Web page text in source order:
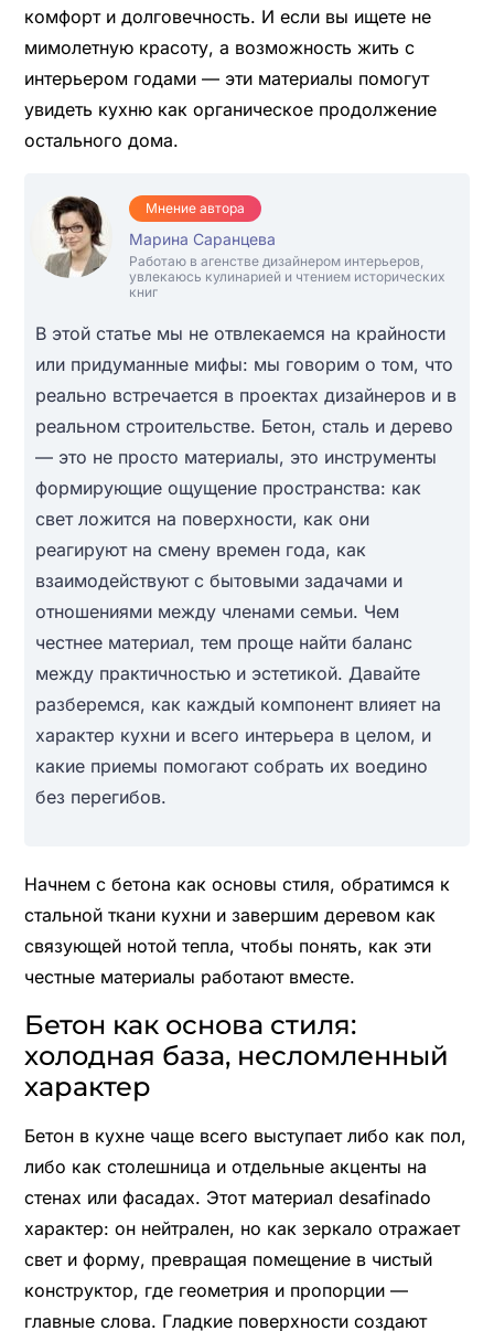
комфорт и долговечность. И если вы ищете не
мимолетную красоту, а возможность жить с
интерьером годами — эти материалы помогут
увидеть кухню как органическое продолжение
остального дома.
Мнение автора
Марина Саранцева
Работаю в агенстве дизайнером интерьеров,
увлекаюсь кулинарией и чтением исторических
книг
В этой статье мы не отвлекаемся на крайности
или придуманные мифы: мы говорим о том, что
реально встречается в проектах дизайнеров и в
реальном строительстве. Бетон, сталь и дерево
— это не просто материалы, это инструменты
формирующие ощущение пространства: как
свет ложится на поверхности, как они
реагируют на смену времен года, как
взаимодействуют с бытовыми задачами и
отношениями между членами семьи. Чем
честнее материал, тем проще найти баланс
между практичностью и эстетикой. Давайте
разберемся, как каждый компонент влияет на
характер кухни и всего интерьера в целом, и
какие приемы помогают собрать их воедино
без перегибов.
Начнем с бетона как основы стиля, обратимся к
стальной ткани кухни и завершим деревом как
связующей нотой тепла, чтобы понять, как эти
честные материалы работают вместе.
Бетон как основа стиля:
холодная база, несломленный
характер
Бетон в кухне чаще всего выступает либо как пол,
либо как столешница и отдельные акценты на
стенах или фасадах. Этот материал desafinado
характер: он нейтрален, но как зеркало отражает
свет и форму, превращая помещение в чистый
конструктор, где геометрия и пропорции —
главные слова. Гладкие поверхности создают